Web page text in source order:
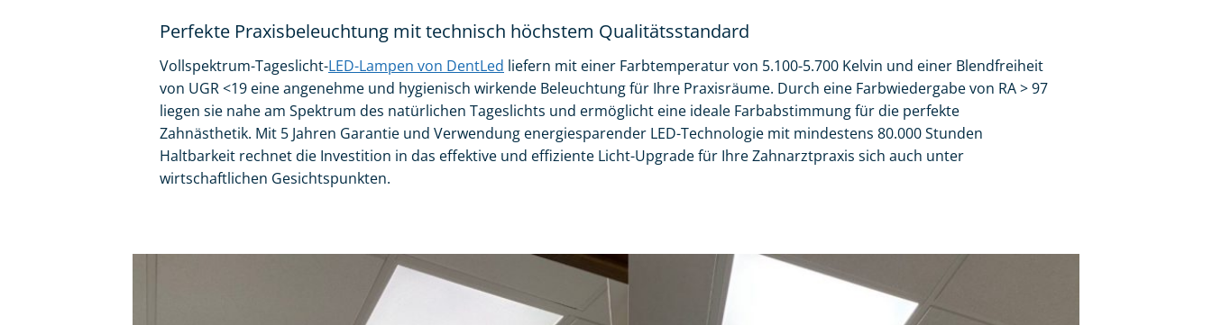
Perfekte Praxisbeleuchtung mit technisch höchstem Qualitätsstandard
Vollspektrum-Tageslicht-LED-Lampen von DentLed liefern mit einer Farbtemperatur von 5.100-5.700 Kelvin und einer Blendfreiheit
von UGR <19 eine angenehme und hygienisch wirkende Beleuchtung für Ihre Praxisräume. Durch eine Farbwiedergabe von RA > 97
liegen sie nahe am Spektrum des natürlichen Tageslichts und ermöglicht eine ideale Farbabstimmung für die perfekte
Zahnästhetik. Mit 5 Jahren Garantie und Verwendung energiesparender LED-Technologie mit mindestens 80.000 Stunden
Haltbarkeit rechnet die Investition in das effektive und effiziente Licht-Upgrade für Ihre Zahnarztpraxis sich auch unter
wirtschaftlichen Gesichtspunkten.